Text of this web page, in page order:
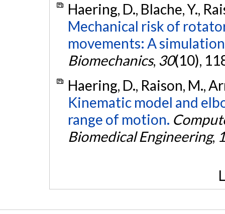
Haering, D., Blache, Y.,
Mechanical risk of
movements: A
Biomechanics, 30(10),
Haering, D., Raison, M.,
Kinematic model and
range of motion.
Biomedical Engineering,